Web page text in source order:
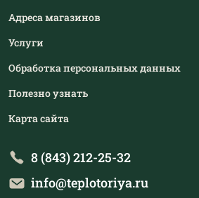
Адреса магазинов
Услуги
Обработка персональных данных
Полезно узнать
Карта сайта
8 (843) 212-25-32
info@teplotoriya.ru